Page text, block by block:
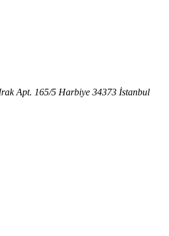
Apt. 165/5 Harbiye 34373 İstanbul